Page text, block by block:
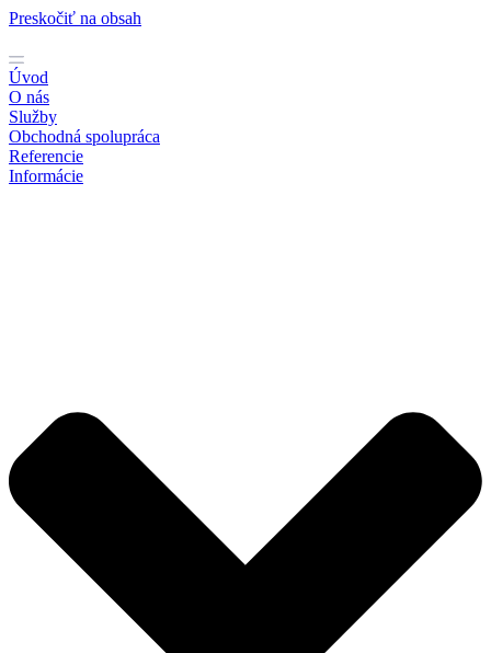
Preskočiť na obsah
Úvod
O nás
Služby
Obchodná spolupráca
Referencie
Informácie